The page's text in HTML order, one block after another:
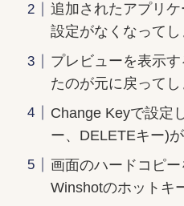
追加されたアプリ
設定がなくなって
プレビューを表示
たのが元に戻ってし
Change Keyで設定
ー、DELETEキー)
画面のハードコピ
Winshotのホットキ